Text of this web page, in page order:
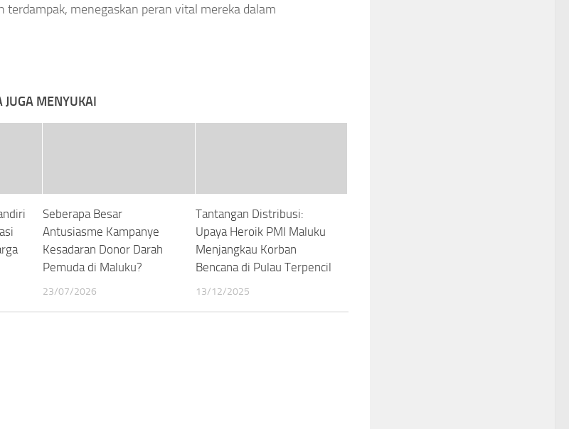
terdampak, menegaskan peran vital mereka dalam
MENYUKAI
Seberapa Besar
Antusiasme Kampanye
Kesadaran Donor Darah
Pemuda di Maluku?
23/07/2026
Tantangan Distribusi:
Upaya Heroik PMI Maluku
Menjangkau Korban
Bencana di Pulau Terpencil
13/12/2025